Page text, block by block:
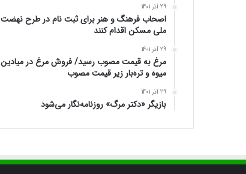
29 آذر 1401
اصحاب فرهنگ و هنر برای ثبت نام در طرح نهضت
ملی مسکن اقدام کنند
29 آذر 1401
مرغ به قیمت مصوب رسید/ فروش مرغ در میادین
میوه و تره‌بار زیر قیمت مصوب
29 آذر 1401
بازیگر «دکتر مرگ» روزنامه‌نگار می‌شود